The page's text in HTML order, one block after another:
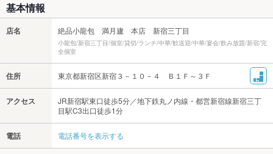
基本情報
店名 絶品小龍包 満月廬 本店 新宿三丁目
小龍包/新宿三丁目/個室/貸切/ランチ/中華/歓送迎/中華/宴会/飲み放題/新宿/完
全個室
住所 東京都新宿区新宿３－１０－４ Ｂ１Ｆ～３Ｆ
アクセス
JR新宿駅東口徒歩5分／地下鉄丸ノ内線・都営新宿線新宿三丁
目駅C3出口徒歩1分
電話 電話番号を表示する